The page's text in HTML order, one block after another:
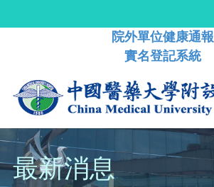
院外單位健康通報
實名登記系統
最新消息